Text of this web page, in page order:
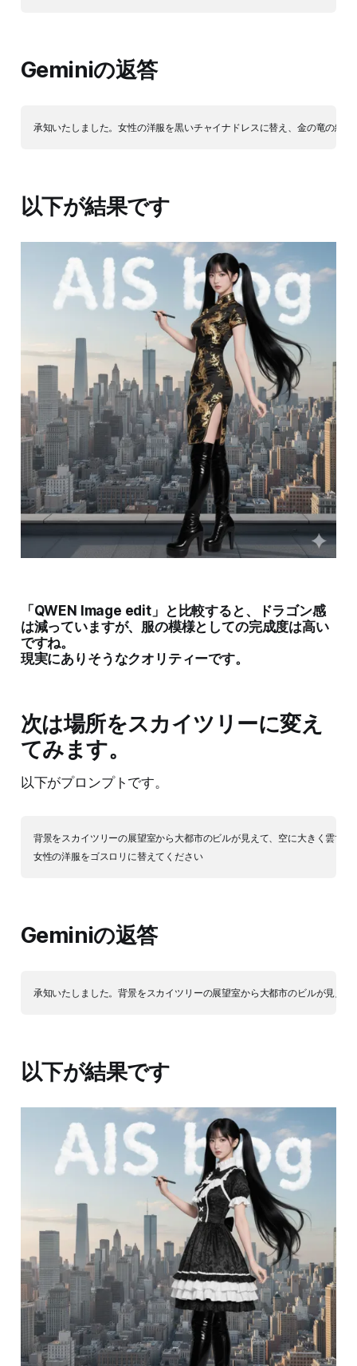
Geminiの返答
以下が結果です
「QWEN Image edit」と比較すると、ドラゴン感
は減っていますが、服の模様としての完成度は高い
ですね。
現実にありそうなクオリティーです。
次は場所をスカイツリーに変え
てみます。
以下がプロンプトです。
背景をスカイツリーの展望室から大都市のビルが見えて、空に大きく雲
女性の洋服をゴスロリに替えてください
Geminiの返答
以下が結果です